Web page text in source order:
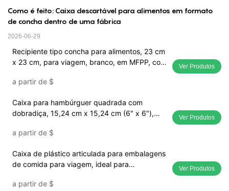
Como é feito: Caixa descartável para alimentos em formato
de concha dentro de uma fábrica
2026-06-29
Recipiente tipo concha para alimentos, 23 cm
x 23 cm, para viagem, branco, em MFPP, com
a partir de $
Ver Produtos
Caixa para hambúrguer quadrada com
dobradiça, 15,24 cm x 15,24 cm (6" x 6"),
a partir de $
Ver Produtos
Caixa de plástico articulada para embalagens
de comida para viagem, ideal para
a partir de $
Ver Produtos